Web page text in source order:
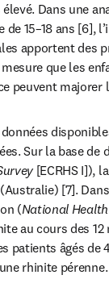
Dans une
de 15–18 ans
apportent des
que les
peuvent majorer
Sur la base de
[ECRHS I]),
[7].
(National
au cours des
patients âgés
rhinite pérenne.